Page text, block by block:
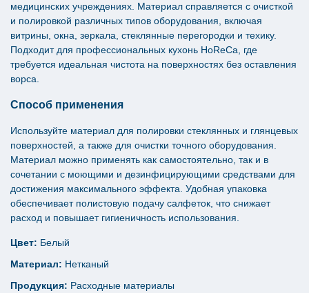
медицинских учреждениях. Материал справляется с очисткой
и полировкой различных типов оборудования, включая
витрины, окна, зеркала, стеклянные перегородки и техику.
Подходит для профессиональных кухонь HoReCa, где
требуется идеальная чистота на поверхностях без оставления
ворса.
Способ применения
Используйте материал для полировки стеклянных и глянцевых
поверхностей, а также для очистки точного оборудования.
Материал можно применять как самостоятельно, так и в
сочетании с моющими и дезинфицирующими средствами для
достижения максимального эффекта. Удобная упаковка
обеспечивает полистовую подачу салфеток, что снижает
расход и повышает гигиеничность использования.
Цвет: Белый
Материал: Нетканый
Продукция: Расходные материалы